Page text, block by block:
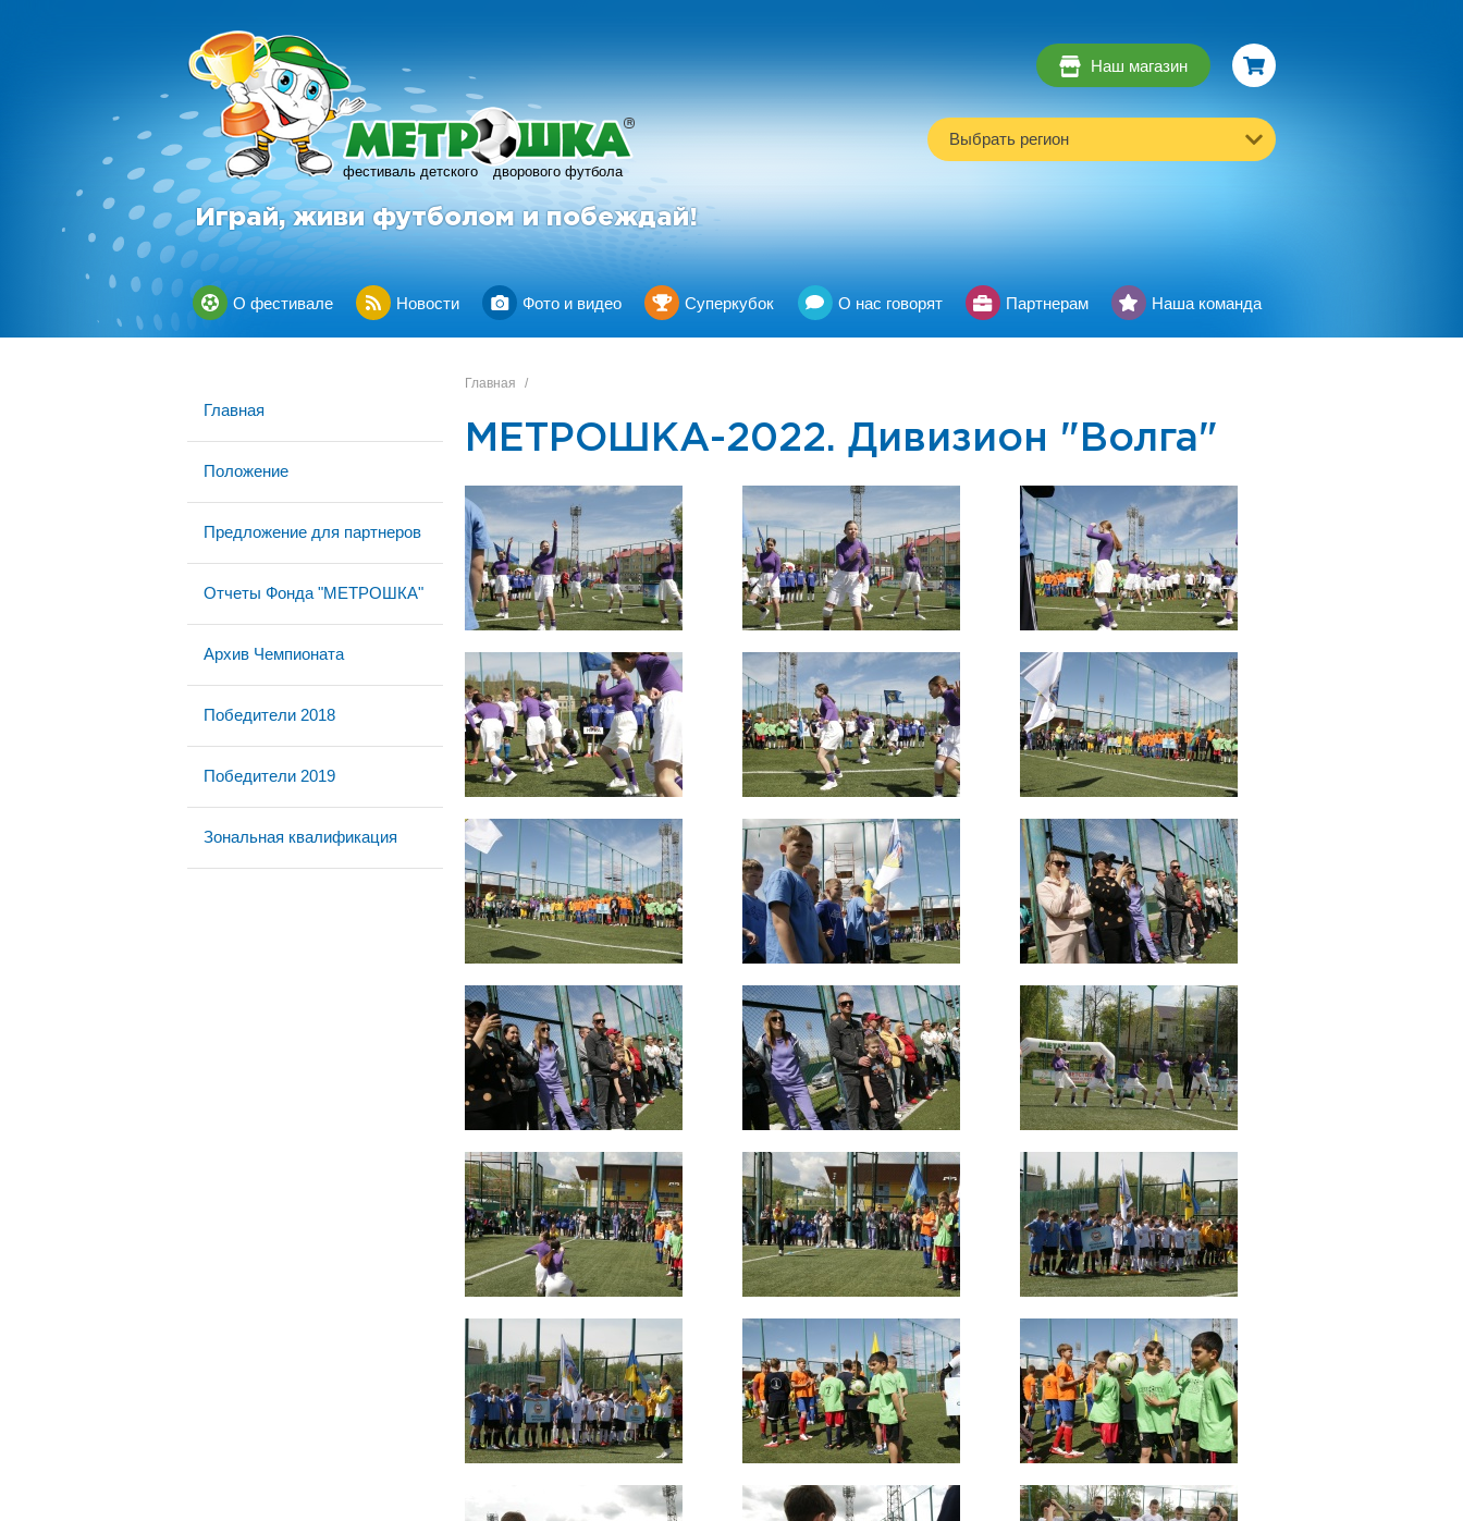
фестиваль детского дворового футбола
R
Играй, живи футболом и побеждай!
Наш магазин
Выбрать регион
О фестивале Новости Фото и видео Суперкубок О нас говорят Партнерам Наша команда
Главная
Положение
Предложение для партнеров
Отчеты Фонда "МЕТРОШКА"
Архив Чемпионата
Победители 2018
Победители 2019
Зональная квалификация
Главная /
МЕТРОШКА-2022. Дивизион "Волга"